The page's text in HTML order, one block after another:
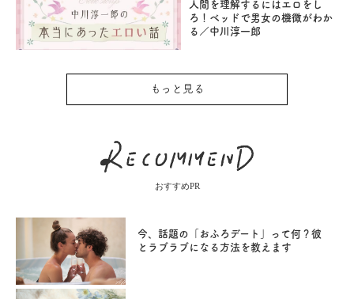
人間を理解するにはエロをし
ろ！ベッドで男女の機微がわか
る／中川淳一郎
もっと見る
おすすめPR
今、話題の「おふろデート」って何？彼
とラブラブになる方法を教えます